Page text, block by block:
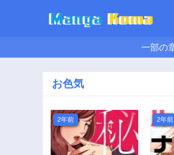
一部の
お色気
2年前 2年前